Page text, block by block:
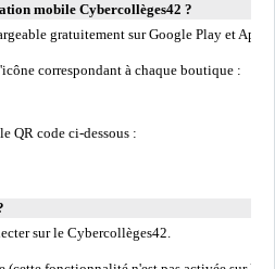
mobile Cybercollèges42 ?
gratuitement sur Google Play et Apple
correspondant à chaque boutique :
QR code ci-dessous :
sur le Cybercollèges42.